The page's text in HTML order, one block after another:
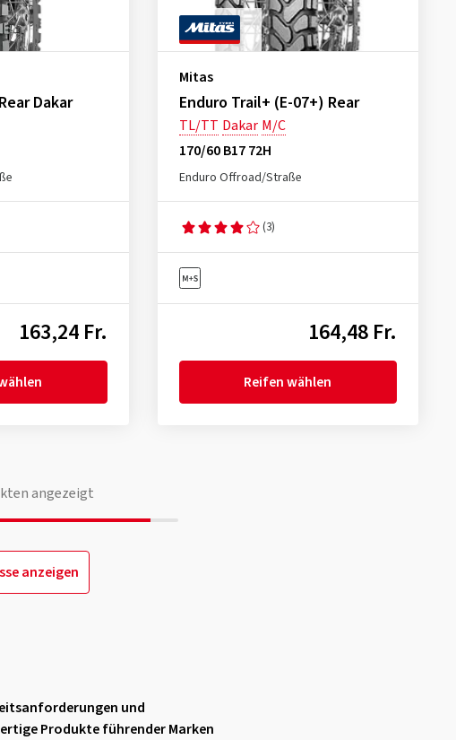
Dakar
163,24 Fr.
Mitas
Enduro Trail+ (E-07+) Rear
TL/TT Dakar M/C
170/60 B17 72H
Enduro Offroad/Straße
(3)
164,48 Fr.
Reifen wählen
angezeigt
anzeigen
und
Produkte führender Marken